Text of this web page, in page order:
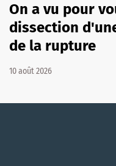
On a vu pour
dissection
de la rupture
10 août 2026